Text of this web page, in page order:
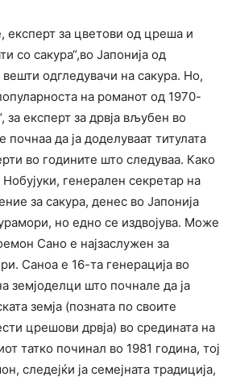
експерт за цветови од цреша и
со сакура“,во Јапонија од
вешти одгледувачи на сакура. Но,
на романот од 1970-
за експерт за дрвја вљубен во
почнаа да ја доделуваат титулата
во годините што следуваа. Како
генерален секретар на
за сакура, денес во Јапонија
но едно се издвојува. Може
Сано е најзаслужен за
Саноа е 16-та генерација во
земјоделци што почнале да ја
земја (позната по своите
црешови дрвја) во средината на
татко починал во 1981 година, тој
следејќи ја семејната традиција,